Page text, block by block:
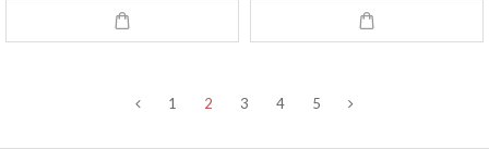
1 2 3 4 5